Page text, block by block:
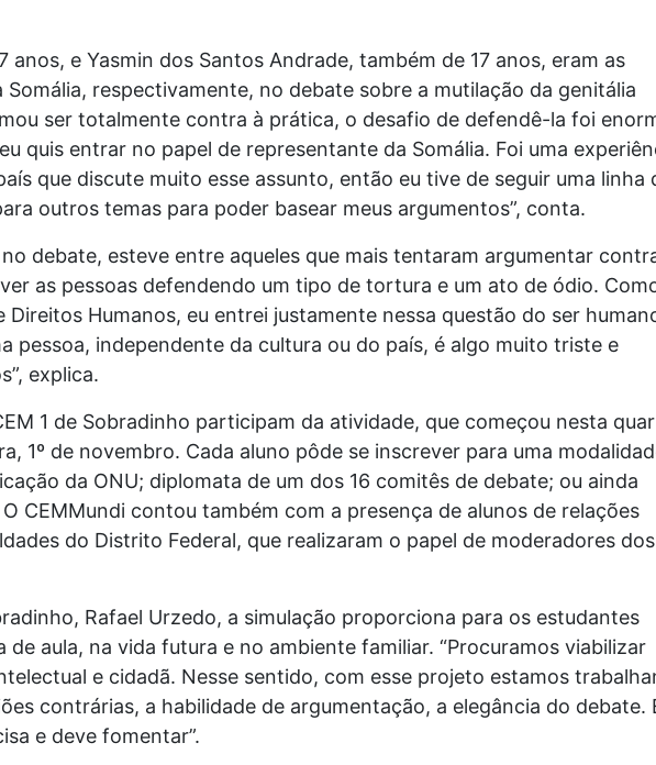
anos, e Yasmin dos Santos Andrade, também de 17 anos, eram as
respectivamente, no debate sobre a mutilação da genitália
ser totalmente contra à prática, o desafio de defendê-la foi
quis entrar no papel de representante da Somália. Foi uma
que discute muito esse assunto, então eu tive de seguir uma linha
outros temas para poder basear meus argumentos”, conta.
debate, esteve entre aqueles que mais tentaram argumentar
as pessoas defendendo um tipo de tortura e um ato de ódio.
Direitos Humanos, eu entrei justamente nessa questão do ser
pessoa, independente da cultura ou do país, é algo muito triste e
explica.
1 de Sobradinho participam da atividade, que começou nesta
1º de novembro. Cada aluno pôde se inscrever para uma
da ONU; diplomata de um dos 16 comitês de debate; ou ainda
CEMMundi contou também com a presença de alunos de relações
do Distrito Federal, que realizaram o papel de moderadores dos
Rafael Urzedo, a simulação proporciona para os estudantes
aula, na vida futura e no ambiente familiar. “Procuramos viabilizar
e cidadã. Nesse sentido, com esse projeto estamos
contrárias, a habilidade de argumentação, a elegância do debate.
e deve fomentar”.